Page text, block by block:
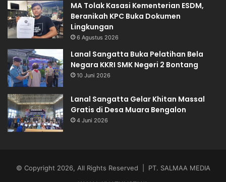
MA Tolak Kasasi Kementerian ESDM,
Beranikah KPC Buka Dokumen
Lingkungan
6 Agustus 2026
Lanal Sangatta Buka Pelatihan Bela
Negara KKRI SMK Negeri 2 Bontang
10 Juni 2026
Lanal Sangatta Gelar Khitan Massal
Gratis di Desa Muara Bengalon
4 Juni 2026
© Copyright 2026, All Rights Reserved | PT. SALMAA MEDIA